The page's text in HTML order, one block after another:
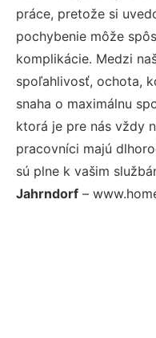
práce, pretože si
pochybenie môže
komplikácie. Medzi
spoľahlivosť, ochota,
snaha o maximálnu
ktorá je pre nás vždy
pracovníci majú
sú plne k vašim
Jahrndorf –